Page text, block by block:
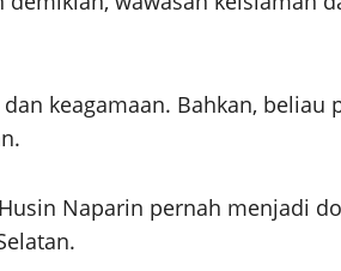
keagamaan. Bahkan, beliau
Naparin pernah menjadi